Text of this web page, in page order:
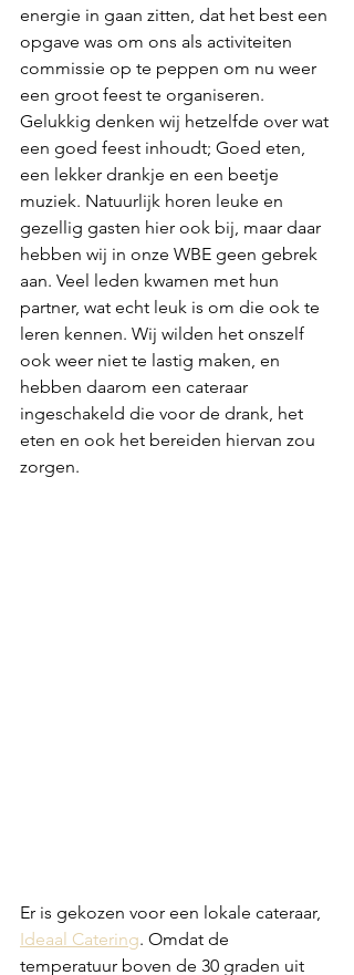
energie in gaan zitten, dat het best een
opgave was om ons als activiteiten
commissie op te peppen om nu weer
een groot feest te organiseren.
Gelukkig denken wij hetzelfde over wat
een goed feest inhoudt; Goed eten,
een lekker drankje en een beetje
muziek. Natuurlijk horen leuke en
gezellig gasten hier ook bij, maar daar
hebben wij in onze WBE geen gebrek
aan. Veel leden kwamen met hun
partner, wat echt leuk is om die ook te
leren kennen. Wij wilden het onszelf
ook weer niet te lastig maken, en
hebben daarom een cateraar
ingeschakeld die voor de drank, het
eten en ook het bereiden hiervan zou
zorgen.
Er is gekozen voor een lokale cateraar,
Ideaal Catering. Omdat de
temperatuur boven de 30 graden uit